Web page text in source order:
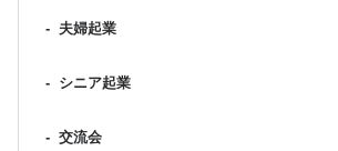
- 夫婦起業
- シニア起業
- 交流会